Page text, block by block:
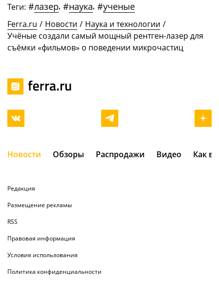
Теги: #лазер, #наука, #ученые
Ferra.ru / Новости / Наука и технологии /
Учёные создали самый мощный рентген-лазер для
съёмки «фильмов» о поведении микрочастиц
Новости Обзоры Распродажи Видео Как
Редакция
Размещение рекламы
RSS
Правовая информация
Условия использования
Политика конфиденциальности